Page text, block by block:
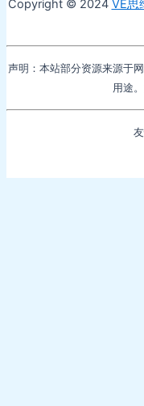
Copyright © 2024 VE思
声明：本站部分资源来源于
用途